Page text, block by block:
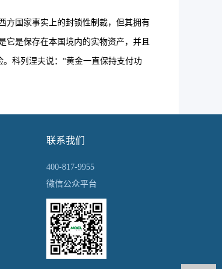
国家事实上的封锁性制裁，但其拥有
它是保存在本国境内的实物资产，并且
科列涅夫说：“黄金一直保持支付功
联系我们
400-817-9955
微信公众平台